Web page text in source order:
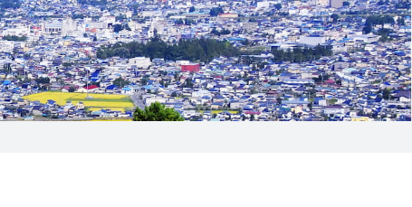
〒950-1189
新潟県新潟市西区山田2310-39
025-210-1200
営業時間 9:00～18:00